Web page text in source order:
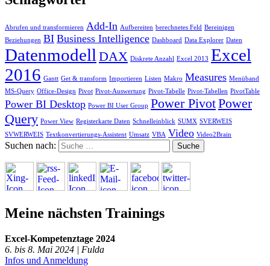
Abrufen und transformieren Add-In Aufbereiten berechnetes Feld Bereinigen
Beziehungen BI Business Intelligence Dashboard Data Explorer Daten
Datenmodell DAX Diskrete Anzahl Excel 2013 Excel
2016 Gantt Get & transform Importieren Listen Makro Measures Menüband
MS-Query Office-Design Pivot Pivot-Auswertung Pivot-Tabelle Pivot-Tabellen PivotTable
Power BI Desktop Power BI User Group Power PivotPower
Query Power View Registerkarte Daten Schnelleinblick SUMX SVERWEIS
SVWERWEIS Textkonvertierungs-Assistent Umsatz VBA Video Video2Brain
Suchen nach:
Meine nächsten Trainings
Excel-Kompetenztage 2024
6. bis 8. Mai 2024 | Fulda
Infos und Anmeldung